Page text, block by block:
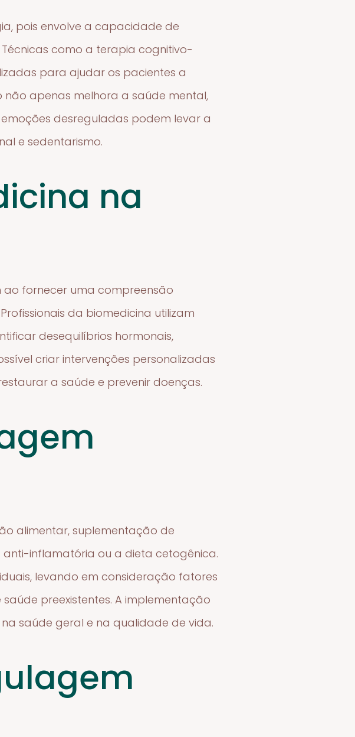
pois envolve a capacidade de
como a terapia cognitivo-
para ajudar os pacientes a
não apenas melhora a saúde mental,
desreguladas podem levar a
e sedentarismo.
na
fornecer uma compreensão
da biomedicina utilizam
desequilíbrios hormonais,
criar intervenções personalizadas
a saúde e prevenir doenças.
alimentar, suplementação de
inflamatória ou a dieta cetogênica.
levando em consideração fatores
preexistentes. A implementação
saúde geral e na qualidade de vida.